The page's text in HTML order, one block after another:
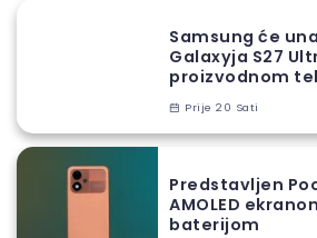
Samsung će
Galaxyja S27
proizvodnom
Prije 20 Sati
Predstavljen
AMOLED
baterijom